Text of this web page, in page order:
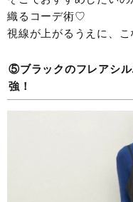
織るコーデ術♡
視線が上がるうえに、こ
⑤ブラックのフレアシ
強！